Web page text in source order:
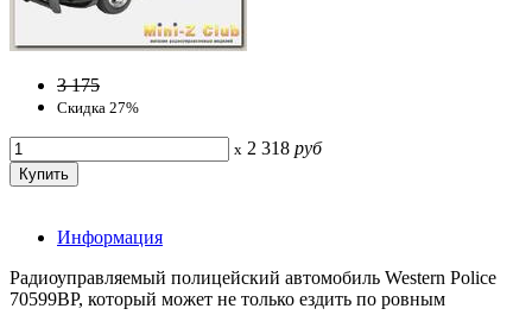
3 175
Скидка 27%
x 2 318 руб
Информация
Радиоуправляемый полицейский автомобиль Western Police
70599BP, который может не только ездить по ровным